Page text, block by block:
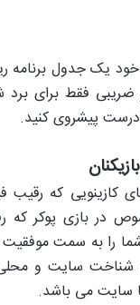
یک جدول برنامه
فقط برای برد
پیشروی کنید.
کازینویی که رقیب
در بازی پوکر که
را به سمت موفقیت
شناخت سایت و
سایت می باشد.